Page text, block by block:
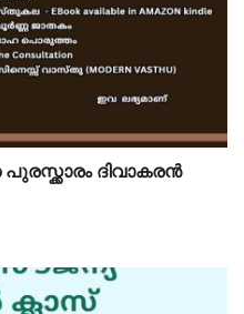
ദിവാകരൻ